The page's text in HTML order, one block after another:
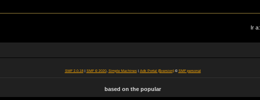
Ir a:
SMF 2.0.18| SMF © 2020, Simple Machines| Adk Portal {$version}© SMF personal
based on the popular